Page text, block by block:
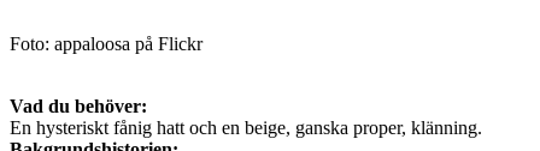
Foto: appaloosa på Flickr
Vad du behöver:
En hysteriskt fånig hatt och en beige, ganska proper, klänning.